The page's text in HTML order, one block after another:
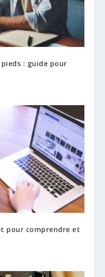
: guide pour
pour comprendre et